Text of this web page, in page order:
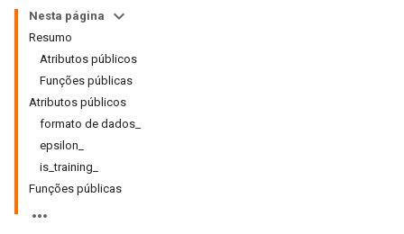
Nesta página
Resumo
Atributos públicos
Funções públicas
Atributos públicos
formato de dados_
epsilon_
is_training_
Funções públicas